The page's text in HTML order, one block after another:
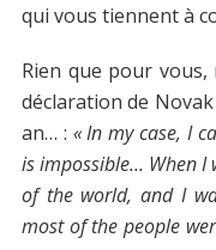
qui vous tiennent à
Rien que pour
déclaration de
an… : « In my case, I
is impossible… When I
of the world, and I
most of the people